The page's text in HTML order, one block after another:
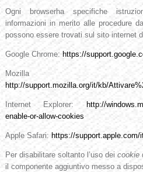
Ogni browserha specifiche
informazioni in merito alle procedure
possono essere trovati sul sito internet
Google Chrome: https://
Mozilla
http://support.mozilla.org/it/kb/
Internet Explorer:
http://
enable-or-allow-cookies
Apple Safari: https://support.apple.com/
Per disabilitare soltanto l’uso dei cookie
il componente aggiuntivo messo a